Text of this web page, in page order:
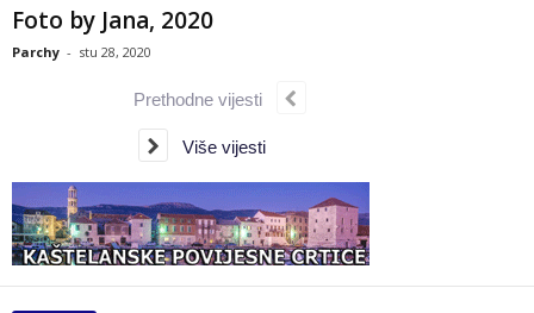
Foto by Jana, 2020
Parchy - stu 28, 2020
Prethodne vijesti
Više vijesti